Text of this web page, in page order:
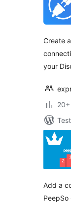
Create
your
Add a
PeepSo